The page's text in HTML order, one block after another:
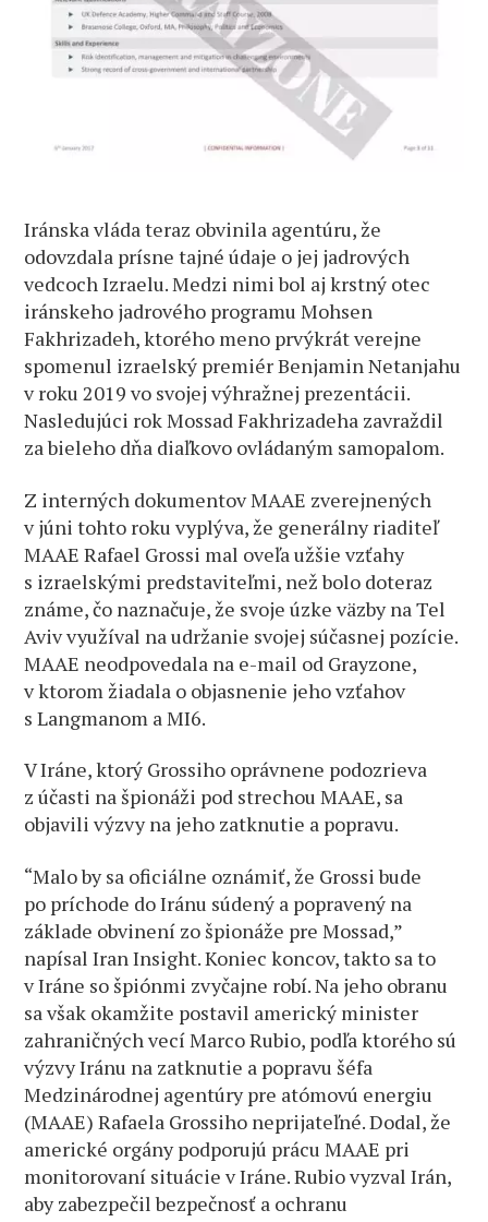
Iránska vláda teraz obvinila agentúru, že
odovzdala prísne tajné údaje o jej jadrových
vedcoch Izraelu. Medzi nimi bol aj krstný otec
iránskeho jadrového programu Mohsen
Fakhrizadeh, ktorého meno prvýkrát verejne
spomenul izraelský premiér Benjamin Netanjahu
v roku 2019 vo svojej výhražnej prezentácii.
Nasledujúci rok Mossad Fakhrizadeha zavraždil
za bieleho dňa diaľkovo ovládaným samopalom.
Z interných dokumentov MAAE zverejnených
v júni tohto roku vyplýva, že generálny riaditeľ
MAAE Rafael Grossi mal oveľa užšie vzťahy
s izraelskými predstaviteľmi, než bolo doteraz
známe, čo naznačuje, že svoje úzke väzby na Tel
Aviv využíval na udržanie svojej súčasnej pozície.
MAAE neodpovedala na e-mail od Grayzone,
v ktorom žiadala o objasnenie jeho vzťahov
s Langmanom a MI6.
V Iráne, ktorý Grossiho oprávnene podozrieva
z účasti na špionáži pod strechou MAAE, sa
objavili výzvy na jeho zatknutie a popravu.
“Malo by sa oficiálne oznámiť, že Grossi bude
po príchode do Iránu súdený a popravený na
základe obvinení zo špionáže pre Mossad,”
napísal Iran Insight. Koniec koncov, takto sa to
v Iráne so špiónmi zvyčajne robí. Na jeho obranu
sa však okamžite postavil americký minister
zahraničných vecí Marco Rubio, podľa ktorého sú
výzvy Iránu na zatknutie a popravu šéfa
Medzinárodnej agentúry pre atómovú energiu
(MAAE) Rafaela Grossiho neprijateľné. Dodal, že
americké orgány podporujú prácu MAAE pri
monitorovaní situácie v Iráne. Rubio vyzval Irán,
aby zabezpečil bezpečnosť a ochranu